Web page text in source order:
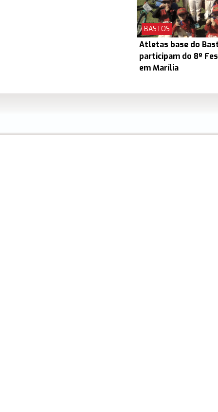
BASTOS
Atletas base do
participam do 8º
em Marília